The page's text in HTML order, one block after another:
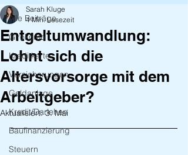
Alle Beiträge
Girokonto
Kreditkarte
Versicherungen
Geldanlage
Kredit/Darlehen
Baufinanzierung
Steuern
Entgeltumwandlung:
Lohnt sich die
Altersvorsorge mit dem
Arbeitgeber?
Sarah Kluge
4 Min. Lesezeit
Aktualisiert:3. Mai